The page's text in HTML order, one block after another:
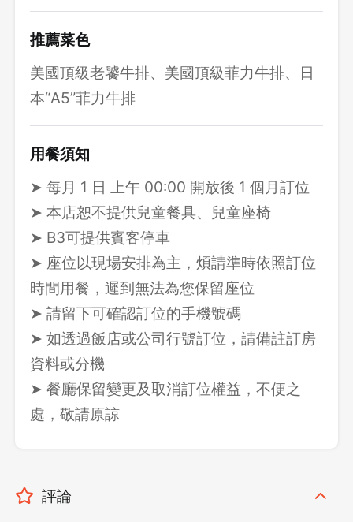
推薦菜色
美國頂級老饕牛排、美國頂級菲力牛排、日
本“A5”菲力牛排
用餐須知
➤ 每月 1 日 上午 00:00 開放後 1 個月訂位
➤ 本店恕不提供兒童餐具、兒童座椅
➤ B3可提供賓客停車
➤ 座位以現場安排為主，煩請準時依照訂位
時間用餐，遲到無法為您保留座位
➤ 請留下可確認訂位的手機號碼
➤ 如透過飯店或公司行號訂位，請備註訂房
資料或分機
➤ 餐廳保留變更及取消訂位權益，不便之
處，敬請原諒
評論